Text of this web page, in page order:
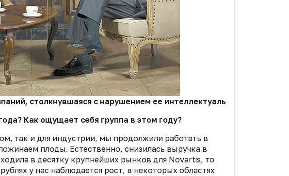
столкнувшаяся с нарушением ее интеллектуальных прав в
Как ощущает себя группа в этом году?
так и для индустрии, мы продолжили работать в
плоды. Естественно, снизилась выручка в
в десятку крупнейших рынков для Novartis, то
у нас наблюдается рост, в некоторых областях